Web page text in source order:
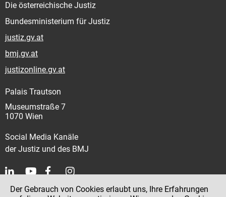
Die österreichische Justiz
Bundesministerium für Justiz
justiz.gv.at
bmj.gv.at
justizonline.gv.at
Palais Trautson
Museumstraße 7
1070 Wien
Social Media Kanäle
der Justiz und des BMJ
Kontakt
Der Gebrauch von Cookies erlaubt uns, Ihre Erfahrungen